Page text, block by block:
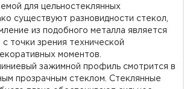
для цельностеклянных
существуют разновидности стекол,
из подобного металла является
точки зрения технической
моментов.
зажимной профиль смотрится в
прозрачным стеклом. Стеклянные